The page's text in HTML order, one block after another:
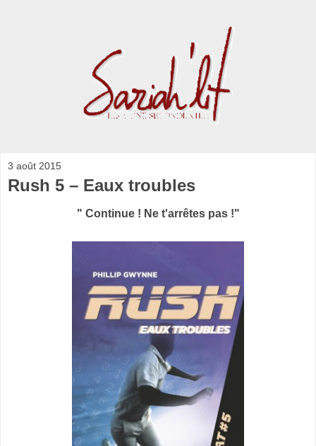
3 août 2015
Rush 5 – Eaux troubles
" Continue ! Ne t'arrêtes pas !"